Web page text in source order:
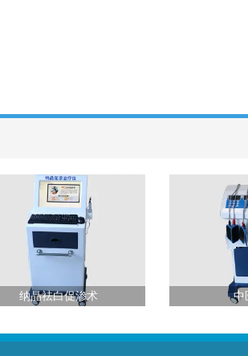
纳晶祛白促渗术 中